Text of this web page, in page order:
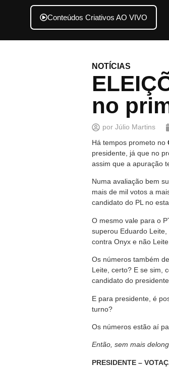
Conteúdos Criativos AO VIVO
NOTÍCIAS
no
por Júlio Martins
Há tempos prometo no
presidente, já que no
assim que a apuração
Numa avaliação bem
mais de mil votos a
candidato do PL no
O mesmo vale para o
superou Eduardo
contra Onyx e não Leite.
Os números também
Leite, certo? E se sim,
candidato do
E para presidente, é
turno?
Os números estão aí
Então, sem mais
PRESIDENTE –